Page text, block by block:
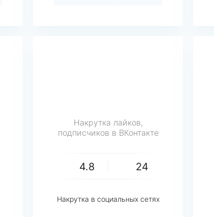
Накрутка лайков,
подписчиков в ВКонтакте
4.8 24
Накрутка в социальных сетях